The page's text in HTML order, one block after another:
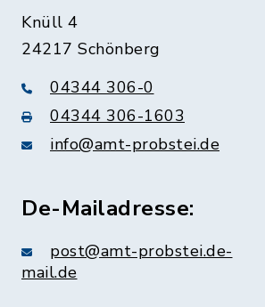
Knüll 4
24217 Schönberg
04344 306-0
04344 306-1603
info@amt-probstei.de
De-Mailadresse:
post@amt-probstei.de-
mail.de